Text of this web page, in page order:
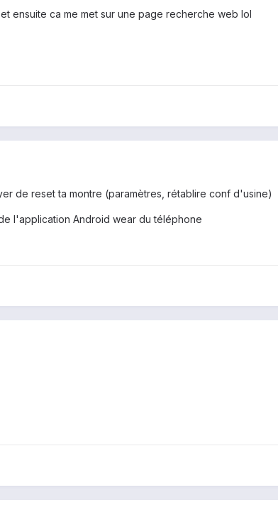
ensuite ca me met sur une page recherche web lol
de reset ta montre (paramètres, rétablire conf d'usine)
l'application Android wear du téléphone